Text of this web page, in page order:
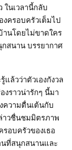
ในเวลานี้กลับ
งครอบครัวเต็มไป
านโดยไม่ขาดใคร
สนาน บรรยากาศ
แล้วว่าตัวเองกังวล
งราวน่ารักๆ นี้มา
ความตื่นเต้นกับ
าวชื่นชมมิตรภาพ
อบครัวของเธอ
นที่สนุกสนานและ